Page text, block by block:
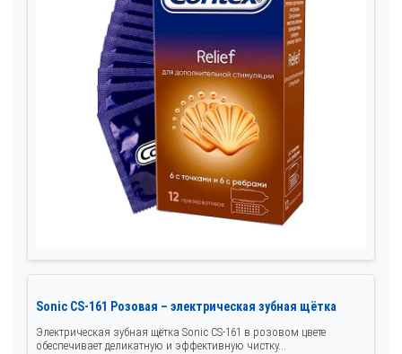
Sonic CS-161 Розовая – электрическая зубная щётка
Электрическая зубная щётка Sonic CS-161 в розовом цвете
обеспечивает деликатную и эффективную чистку...